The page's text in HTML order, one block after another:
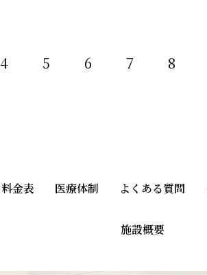
4 5 6 7 8
料金表 医療体制 よくある質問
施設概要